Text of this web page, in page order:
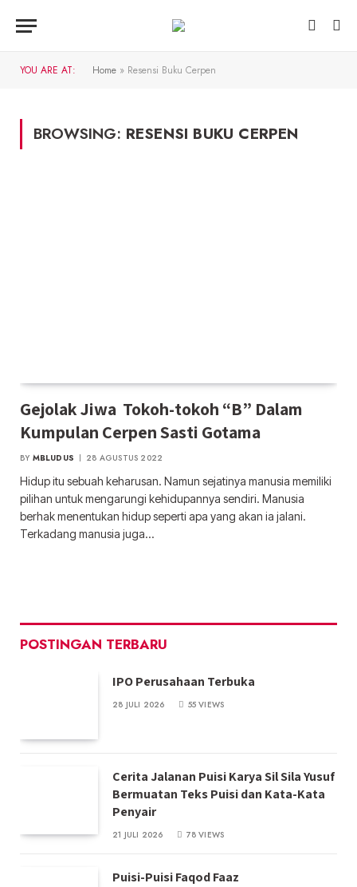
YOU ARE AT: Home » Resensi Buku Cerpen
BROWSING: RESENSI BUKU CERPEN
Gejolak Jiwa Tokoh-tokoh “B” Dalam
Kumpulan Cerpen Sasti Gotama
BY MBLUDUS 28 AGUSTUS 2022
Hidup itu sebuah keharusan. Namun sejatinya manusia memiliki
pilihan untuk mengarungi kehidupannya sendiri. Manusia
berhak menentukan hidup seperti apa yang akan ia jalani.
Terkadang manusia juga…
POSTINGAN TERBARU
IPO Perusahaan Terbuka
28 JULI 2026 55VIEWS
Cerita Jalanan Puisi Karya Sil Sila Yusuf
Bermuatan Teks Puisi dan Kata-Kata
Penyair
21 JULI 2026 78VIEWS
Puisi-Puisi Faqod Faaz